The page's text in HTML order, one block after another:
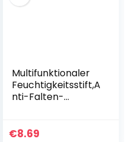
Multifunktionaler
Feuchtigkeitsstift,A
nti-Falten-
ndender
€8.69